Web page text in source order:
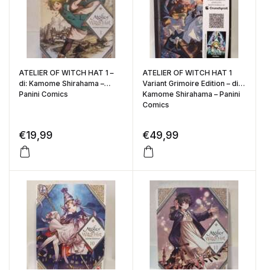
ATELIER OF WITCH HAT 1 –
di: Kamome Shirahama –
Panini Comics
€19,99
ATELIER OF WITCH HAT 1
Variant Grimoire Edition – di:
Kamome Shirahama – Panini
Comics
€49,99